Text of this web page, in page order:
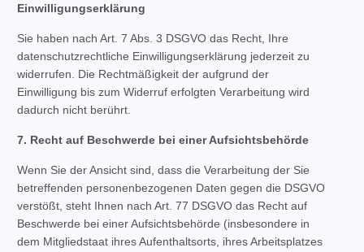
Einwilligungserklärung
Sie haben nach Art. 7 Abs. 3 DSGVO das Recht, Ihre
datenschutzrechtliche Einwilligungserklärung jederzeit zu
widerrufen. Die Rechtmäßigkeit der aufgrund der
Einwilligung bis zum Widerruf erfolgten Verarbeitung wird
dadurch nicht berührt.
7. Recht auf Beschwerde bei einer Aufsichtsbehörde
Wenn Sie der Ansicht sind, dass die Verarbeitung der Sie
betreffenden personenbezogenen Daten gegen die DSGVO
verstößt, steht Ihnen nach Art. 77 DSGVO das Recht auf
Beschwerde bei einer Aufsichtsbehörde (insbesondere in
dem Mitgliedstaat ihres Aufenthaltsorts, ihres Arbeitsplatzes